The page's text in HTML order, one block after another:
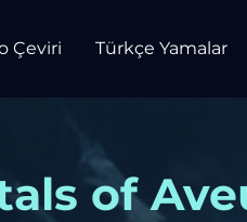
Çeviri Türkçe Yamalar
of